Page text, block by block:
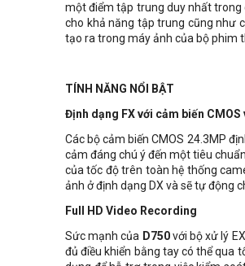
một điểm tập trung duy nhất trong
cho khả năng tập trung cũng như
tạo ra trong máy ảnh của bộ phim
TÍNH NĂNG NỔI BẬT
Định dạng FX với cảm biến CMOS
Các bộ cảm biến CMOS 24.3MP
cảm đáng chú ý đến một tiêu
của tốc độ trên toàn hệ thống
ảnh ở định dạng DX và sẽ tự động
Full HD Video Recording
Sức mạnh của D750với bộ xử lý
đủ điều khiển bằng tay có thể qua